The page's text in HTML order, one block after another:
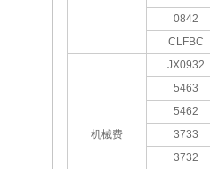
0842
CLFBC
机械费
JX0932
5463
5462
3733
3732